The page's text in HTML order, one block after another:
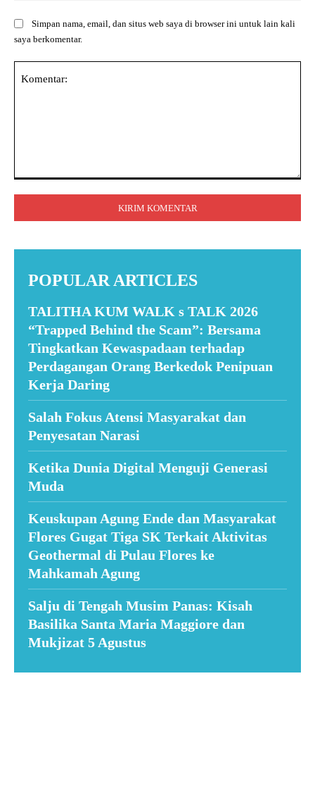
Simpan nama, email, dan situs web saya di browser ini untuk lain kali
saya berkomentar.
POPULAR ARTICLES
TALITHA KUM WALK s TALK 2026
“Trapped Behind the Scam”: Bersama
Tingkatkan Kewaspadaan terhadap
Perdagangan Orang Berkedok Penipuan
Kerja Daring
Salah Fokus Atensi Masyarakat dan
Penyesatan Narasi
Ketika Dunia Digital Menguji Generasi
Muda
Keuskupan Agung Ende dan Masyarakat
Flores Gugat Tiga SK Terkait Aktivitas
Geothermal di Pulau Flores ke
Mahkamah Agung
Salju di Tengah Musim Panas: Kisah
Basilika Santa Maria Maggiore dan
Mukjizat 5 Agustus